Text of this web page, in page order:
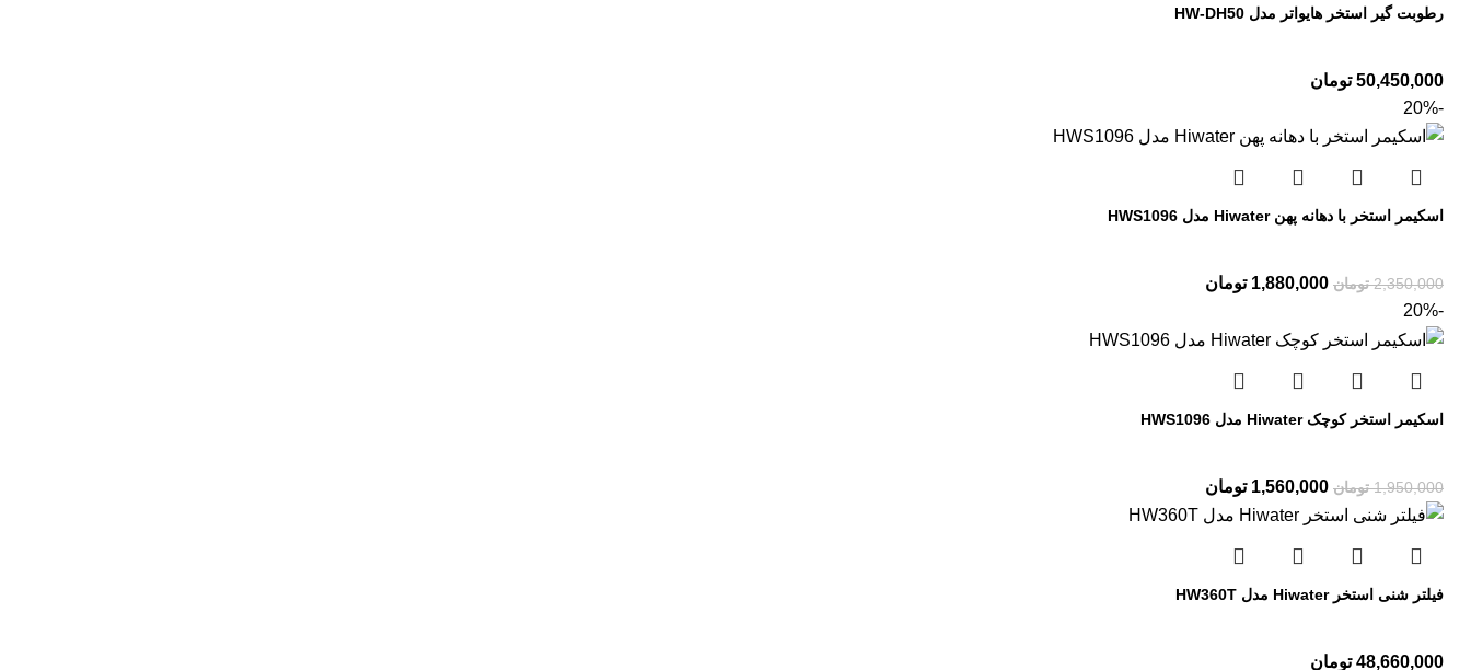
رطوبت گیر استخر هایواتر مدل HW-DH50
50,450,000 تومان
-20%
اسکیمر استخر با دهانه پهن Hiwater مدل HWS1096
2,350,000 تومان 1,880,000 تومان
-20%
اسکیمر استخر کوچک Hiwater مدل HWS1096
1,950,000 تومان 1,560,000 تومان
فیلتر شنی استخر Hiwater مدل HW360T
48,660,000 تومان